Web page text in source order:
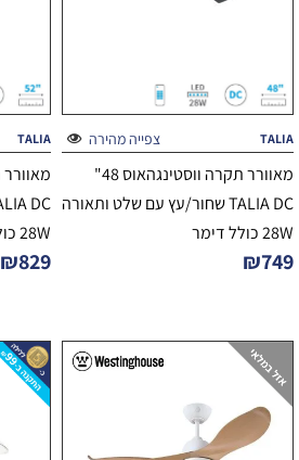
צפייה מהירה TALIA
מאוורר תקרה ווסטינגהאוס 48"
TALIA DC שחור/עץ עם שלט ותאורה
28W כולל דימר
₪749
TALIA
28W כולל דימר
₪829